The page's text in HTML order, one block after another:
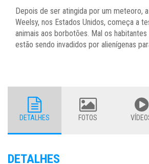
Depois de ser atingida por um meteoro,
Weelsy, nos Estados Unidos, começa a
animais aos borbotões. Mal os
estão sendo invadidos por alienígenas
DETALHES FOTOS
DETALHES